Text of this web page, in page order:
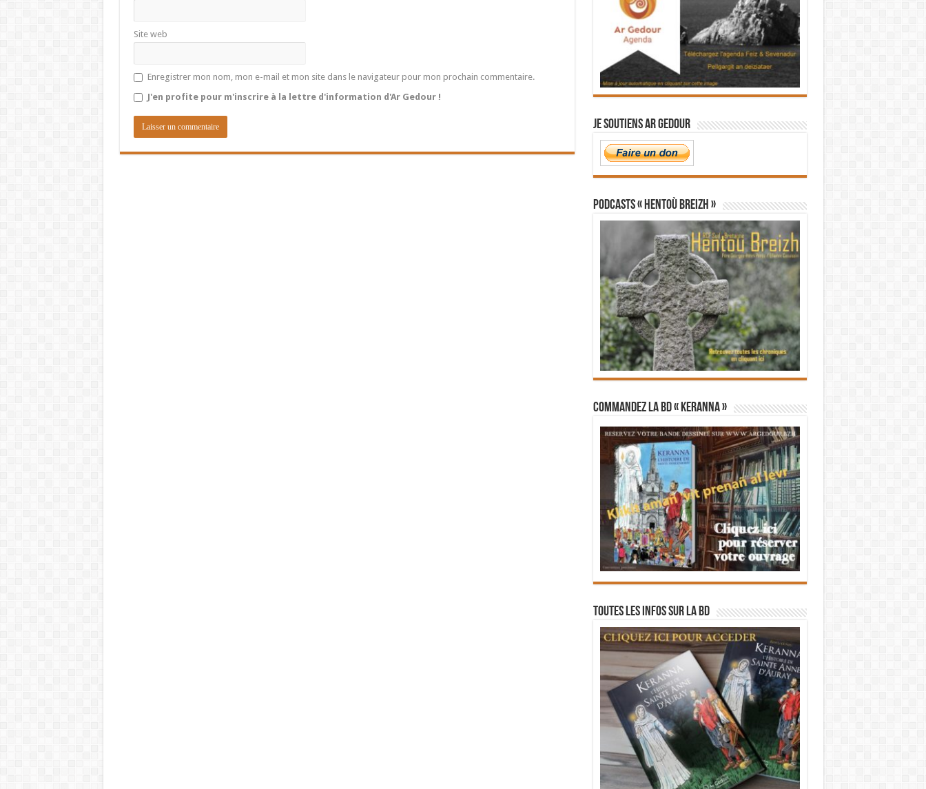
Site web
Enregistrer mon nom, mon e-mail et mon site dans le navigateur pour mon prochain commentaire.
J'en profite pour m'inscrire à la lettre d'information d'Ar Gedour !
Je soutiens Ar Gedour
PODCASTS « Hentoù Breizh »
Commandez la BD « Keranna »
Toutes les infos sur la BD